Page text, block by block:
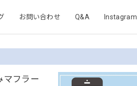
お問い合わせ Q&A Instagram
マフラー